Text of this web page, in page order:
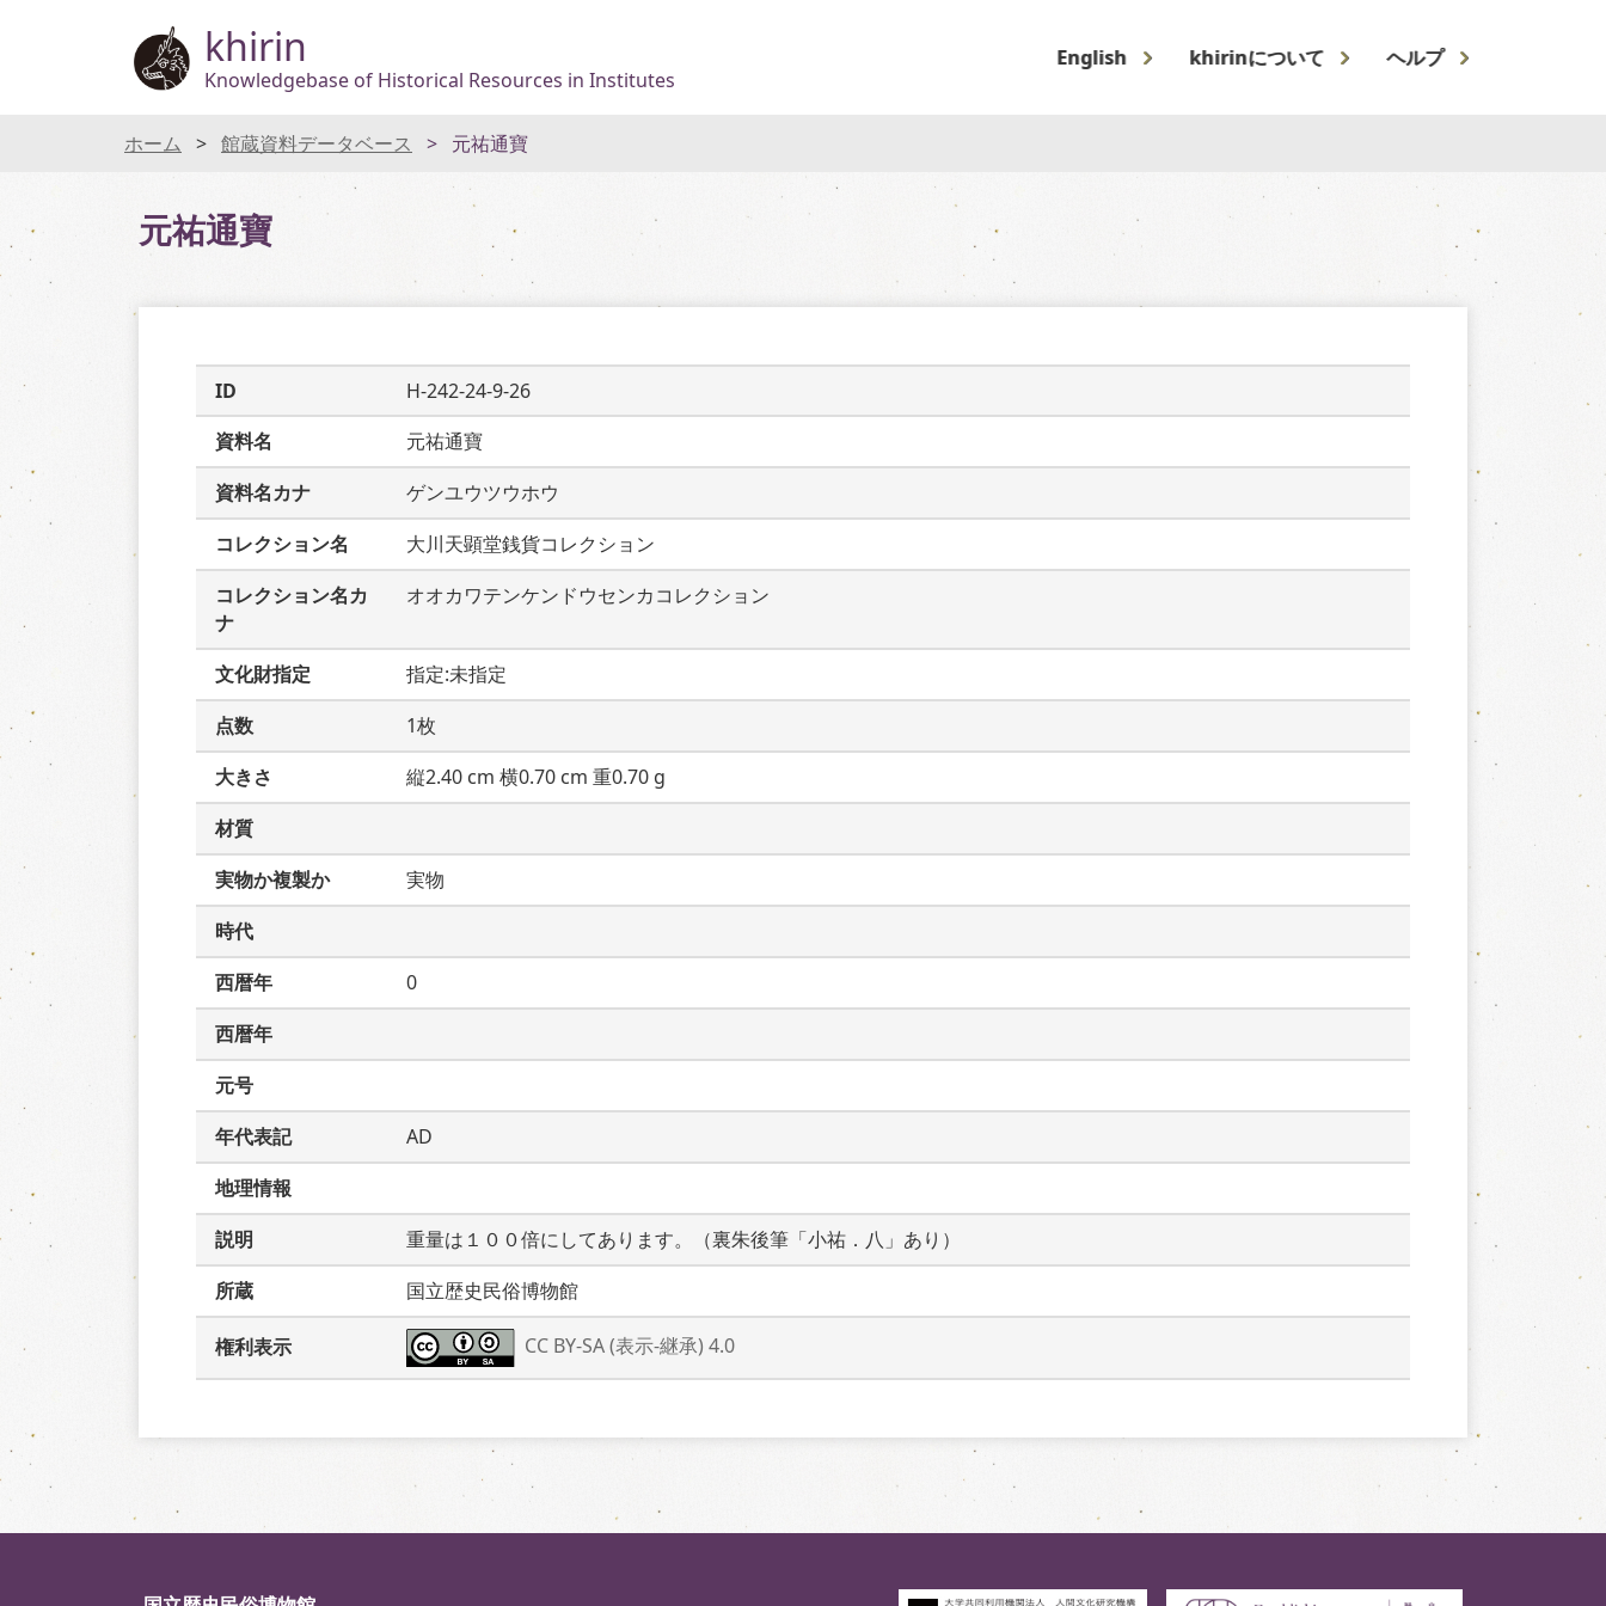
khirin
Knowledgebase of Historical Resources in Institutes
English khirinについて ヘルプ
ホーム 館蔵資料データベース 元祐通寶
元祐通寶
ID
H-242-24-9-26
資料名
元祐通寶
資料名カナ
ゲンユウツウホウ
コレクション名
大川天顕堂銭貨コレクション
コレクション名カ
ナ
オオカワテンケンドウセンカコレクション
文化財指定
指定:未指定
点数
1枚
大きさ
縦2.40 cm 横0.70 cm 重0.70 g
材質
実物か複製か
実物
時代
西暦年
0
西暦年
元号
年代表記
AD
地理情報
説明
重量は１００倍にしてあります。（裏朱後筆「小祐．八」あり）
所蔵
国立歴史民俗博物館
権利表示 CC BY-SA (表示-継承) 4.0